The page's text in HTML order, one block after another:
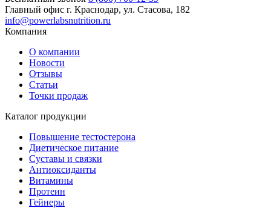
Главный офис г. Краснодар, ул. Стасова, 182
info@powerlabsnutrition.ru
Компания
О компании
Новости
Отзывы
Статьи
Точки продаж
Каталог продукции
Повышение тестостерона
Диетическое питание
Суставы и связки
Антиоксиданты
Витамины
Протеин
Гейнеры